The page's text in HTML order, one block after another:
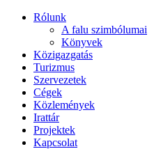
Rólunk
A falu szimbólumai
Könyvek
Közigazgatás
Turizmus
Szervezetek
Cégek
Közlemények
Irattár
Projektek
Kapcsolat